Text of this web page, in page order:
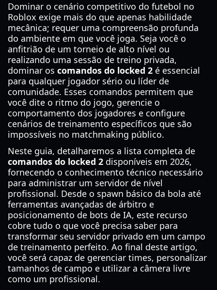
Dominar o cenário competitivo do futebol no
Roblox exige mais do que apenas habilidade
mecânica; requer uma compreensão profunda
do ambiente em que você joga. Seja você o
anfitrião de um torneio de alto nível ou
realizando uma sessão de treino privada,
dominar os comandos do locked 2 é essencial
para qualquer jogador sério ou líder de
comunidade. Esses comandos permitem que
você dite o ritmo do jogo, gerencie o
comportamento dos jogadores e configure
cenários de treinamento específicos que são
impossíveis no matchmaking público.
Neste guia, detalharemos a lista completa de
comandos do locked 2 disponíveis em 2026,
fornecendo o conhecimento técnico necessário
para administrar um servidor de nível
profissional. Desde o spawn básico da bola até
ferramentas avançadas de árbitro e
posicionamento de bots de IA, este recurso
cobre tudo o que você precisa saber para
transformar seu servidor privado em um campo
de treinamento perfeito. Ao final deste artigo,
você será capaz de gerenciar times, personalizar
tamanhos de campo e utilizar a câmera livre
como um profissional.